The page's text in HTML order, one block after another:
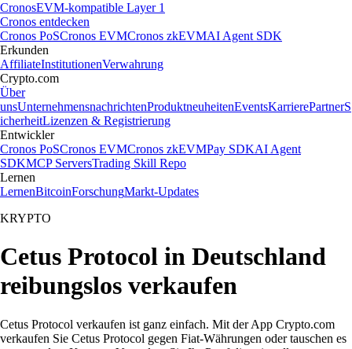
CronosEVM-kompatible Layer 1
Cronos entdecken
Cronos PoSCronos EVMCronos zkEVMAI Agent SDK
Erkunden
AffiliateInstitutionenVerwahrung
Crypto.com
Über
unsUnternehmensnachrichtenProduktneuheitenEventsKarrierePartnerS
icherheitLizenzen & Registrierung
Entwickler
Cronos PoSCronos EVMCronos zkEVMPay SDKAI Agent
SDKMCP ServersTrading Skill Repo
Lernen
LernenBitcoinForschungMarkt-Updates
KRYPTO
Cetus Protocol in Deutschland
reibungslos verkaufen
Cetus Protocol verkaufen ist ganz einfach. Mit der App Crypto.com
verkaufen Sie Cetus Protocol gegen Fiat-Währungen oder tauschen es